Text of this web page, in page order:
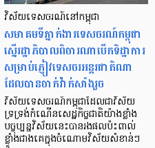
វិស័យទេសចរណ៍នៅកម្ពុជា
សមាគមទីភ្នាក់ងារទេសចរណ៍កម្ពុជា
ស្នើរដ្ឋាភិបាលពិចារណាបើកទិដ្ឋាការ
សម្រាប់ភ្ញៀវទេសចរអន្តរជាតិណា
ដែលបានចាក់វ៉ាក់សាំងរួច
វិស័យទេសចរណ៍កម្ពុជាដែលជាវិស័យ
ទ្រទ្រង់កំណើនសេដ្ឋកិច្ចជាតិយ៉ាងខ្លាំង
បច្ចុប្បន្នវិស័យនេះបានរងផលប៉ះពាល់
ខ្លាំងជាងគេក្នុងចំណោមវិស័យសំខាន់ៗ